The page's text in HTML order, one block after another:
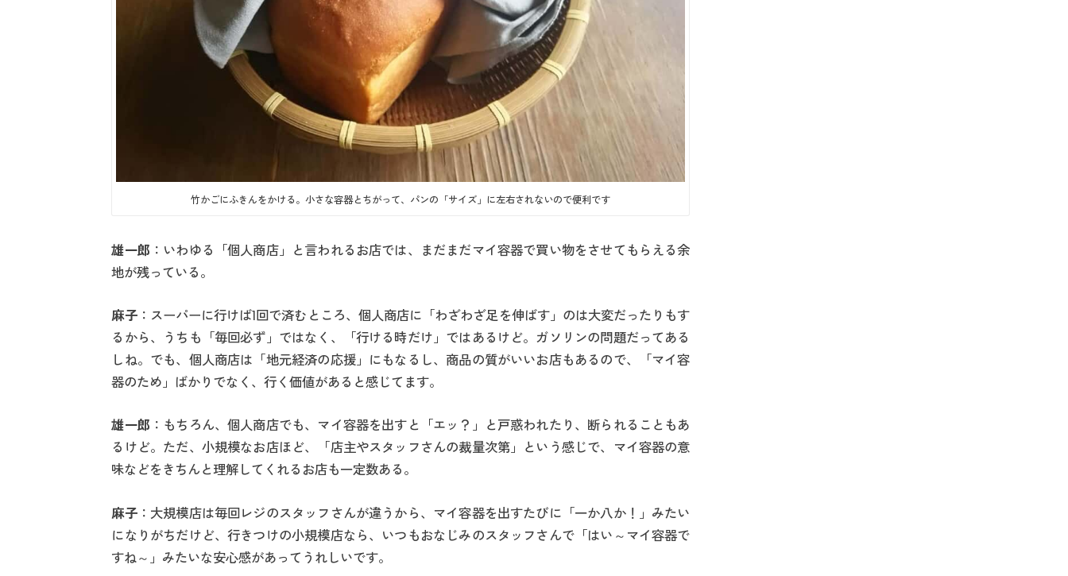
竹かごにふきんをかける。小さな容器とちがって、パンの「サイズ」に左右されないので便利です
雄一郎 ：いわゆる「個人商店」と言われるお店では、まだまだマイ容器で買い物をさせてもらえる余
地が残っている。
麻子：スーパーに行けば1回で済むところ、個人商店に「わざわざ足を伸ばす」のは大変だったりもす
るから、うちも「毎回必ず」ではなく、「行ける時だけ」ではあるけど。ガソリンの問題だってある
しね。でも、個人商店は「地元経済の応援」にもなるし、商品の質がいいお店もあるので、「マイ容
器のため」ばかりでなく、行く価値があると感じてます。
雄一郎 ：もちろん、個人商店でも、マイ容器を出すと「エッ？」と戸惑われたり、断られることもあ
るけど。ただ、小規模なお店ほど、「店主やスタッフさんの裁量次第」という感じで、マイ容器の意
味などをきちんと理解してくれるお店も一定数ある。
麻子：大規模店は毎回レジのスタッフさんが違うから、マイ容器を出すたびに「一か八か！」みたい
になりがちだけど、行きつけの小規模店なら、いつもおなじみのスタッフさんで「はい～マイ容器で
すね～」みたいな安心感があってうれしいです。